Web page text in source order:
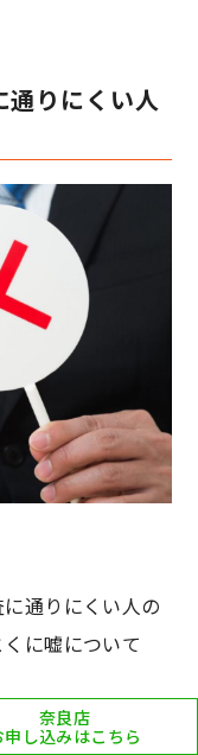
奈良店
申し込みはこちら
通りにくい人
通りにくい人の
に嘘について